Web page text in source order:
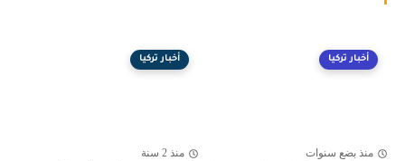
أخبار تركيا
منذ بضع سنوات
أخبار تركيا
منذ 2 سنة